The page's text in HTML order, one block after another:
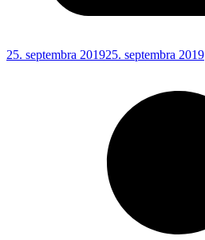
25. septembra 201925. septembra 2019